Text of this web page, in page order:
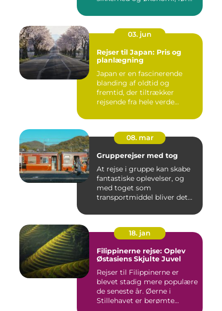
03. jun
Rejser til Japan: Pris og
planlægning
Japan er en fascinerende
blanding af oldtid og
fremtid, der tiltrækker
rejsende fra hele verde...
08. mar
Grupperejser med tog
At rejse i gruppe kan skabe
fantastiske oplevelser, og
med toget som
transportmiddel bliver det
18. jan
Filippinerne rejse: Oplev
Østasiens Skjulte Juvel
Rejser til Filippinerne er
blevet stadig mere populære
de seneste år. Øerne i
Stillehavet er berømte...